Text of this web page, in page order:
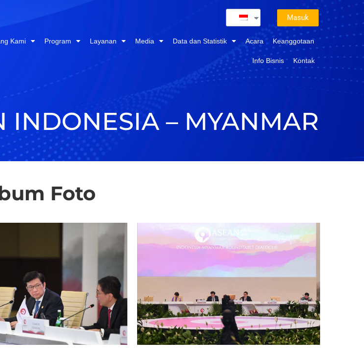
Masuk
Kami Program Layanan Media Data dan Statistik Acara Keanggotaan
Info Bisnis Kontak
INDONESIA – MYANMAR
Foto